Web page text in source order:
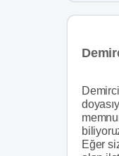
Eğer